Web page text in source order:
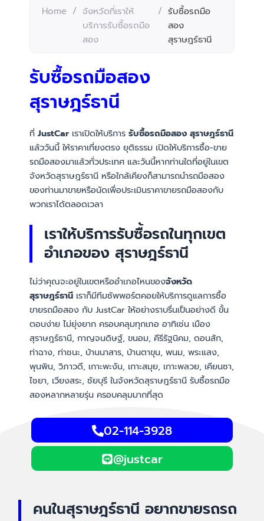
Home / จังหวัดที่เราให้
บริการรับซื้อรถมือ
สอง
/ รับซื้อรถมือ
สอง
สุราษฎร์ธานี
รับซื้อรถมือสอง
สุราษฎร์ธานี
ที่ JustCar เราเปิดให้บริการ รับซื้อรถมือสอง สุราษฎร์ธานี
แล้ววันนี้ ให้ราคาเที่ยงตรง ยุติธรรม เปิดให้บริการซื้อ-ขาย
รถมือสองมาแล้วทั่วประเทศ และวันนี้หากท่านใดที่อยู่ในเขต
จังหวัดสุราษฎร์ธานี หรือใกล้เคียงก็สามารถนำรถมือสอง
ของท่านมาขายหรือนัดเพื่อประเมินราคาขายรถมือสองกับ
พวกเราได้ตลอดเวลา
เราให้บริการรับซื้อรถในทุกเขต
อำเภอของ สุราษฎร์ธานี
ไม่ว่าคุณจะอยู่ในเขตหรืออำเภอไหนของจังหวัด
สุราษฎร์ธานี เราก็มีทีมซัพพอร์ตคอยให้บริการดูแลการซื้อ
ขายรถมือสอง กับ JustCar ให้อย่างราบรื่นเป็นอย่างดี ขั้น
ตอนง่าย ไม่ยุ่งยาก ครอบคลุมทุกเภอ อาทิเช่น เมือง
สุราษฎร์ธานี, กาญจนดิษฐ์, ขนอม, คีรีรัฐนิคม, ดอนสัก,
ท่าฉาง, ท่าชนะ, บ้านนาสาร, บ้านตาขุน, พนม, พระแสง,
พุนพิน, วิภาวดี, เกาะพะงัน, เกาะสมุย, เกาะพลวย, เคียนซา,
ไชยา, เวียงสระ, ชัยบุรี ในจังหวัดสุราษฎร์ธานี รับซื้อรถมือ
สองหลากหลายรุ่น ครอบคลุมมากที่สุด
02-114-3928
@justcar
คนในสุราษฎร์ธานี อยากขายรถรถ